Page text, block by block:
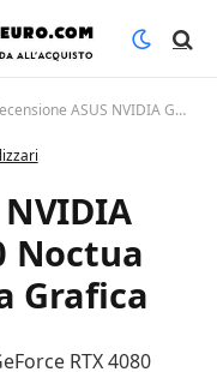
ASUS NVIDIA GeForce RTX 4080 Noctua OC Edition Scheda Grafica
NVIDIA
Noctua
Grafica
RTX 4080